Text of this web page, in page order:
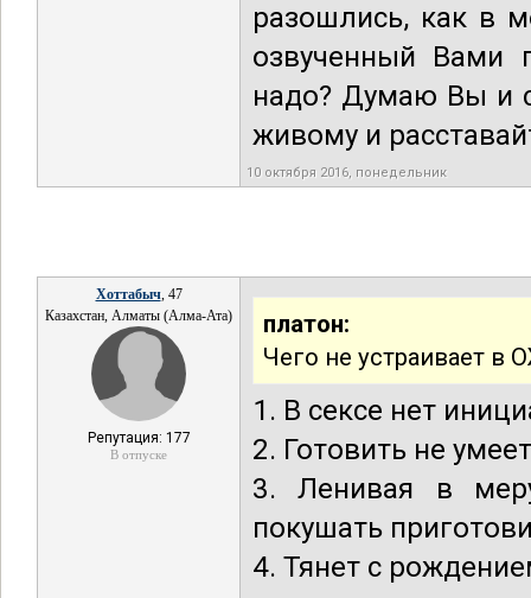
разошлись, как в
озвученный Вами
надо? Думаю Вы и
живому и
10 октября 2016, понедельник
Хоттабыч, 47
Казахстан, Алматы (Алма-Ата)
Репутация: 177
В отпуске
платон:
Чего не устраивает в
1. В сексе нет
2. Готовить не
3. Ленивая в
покушать
4. Тянет с